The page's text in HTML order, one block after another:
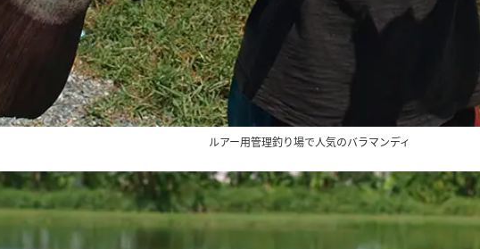
ルアー用管理釣り場で人気のバラマンディ